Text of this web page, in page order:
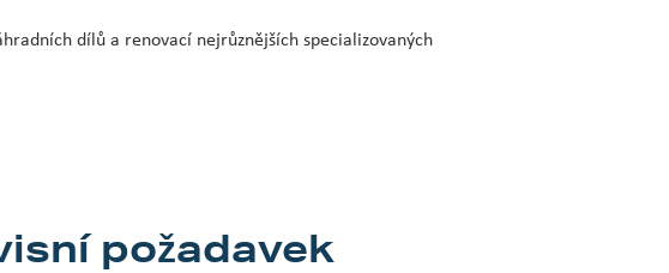
dílů a renovací nejrůznějších specializovaných
požadavek